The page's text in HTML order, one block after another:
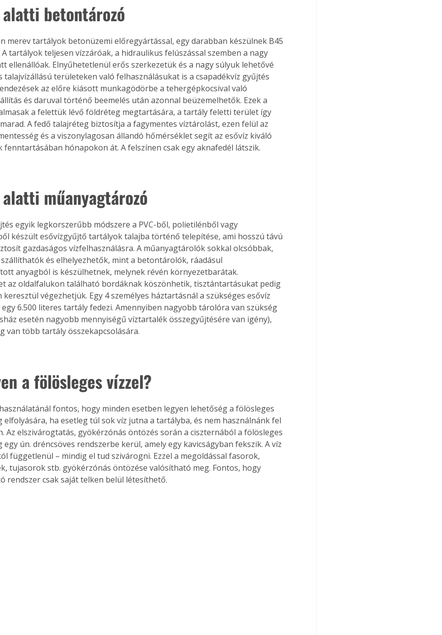
alatti betontározó
merev tartályok betonüzemi előregyártással, egy darabban készülnek B45
tartályok teljesen vízzáróak, a hidraulikus felúszással szemben a nagy
ellenállóak. Elnyűhetetlenül erős szerkezetük és a nagy súlyuk lehetővé
talajvízállású területeken való felhasználásukat is a csapadékvíz gyűjtés
az előre kiásott munkagödörbe a tehergépkocsival való
és daruval történő beemelés után azonnal beüzemelhetők. Ezek a
a felettük lévő földréteg megtartására, a tartály feletti terület így
A fedő talajréteg biztosítja a fagymentes víztárolást, ezen felül az
és a viszonylagosan állandó hőmérséklet segít az esővíz kiváló
fenntartásában hónapokon át. A felszínen csak egy aknafedél látszik.
műanyagtározó
egyik legkorszerűbb módszere a PVC-ből, polietilénből vagy
készült esővízgyűjtő tartályok talajba történő telepítése, ami hosszú távú
gazdaságos vízfelhasználásra. A műanyagtárolók sokkal olcsóbbak,
és elhelyezhetők, mint a betontárolók, ráadásul
anyagból is készülhetnek, melynek révén környezetbarátak.
az oldalfalukon található bordáknak köszönhetik, tisztántartásukat pedig
keresztül végezhetjük. Egy 4 személyes háztartásnál a szükséges esővíz
6.500 literes tartály fedezi. Amennyiben nagyobb tárolóra van szükség
esetén nagyobb mennyiségű víztartalék összegyűjtésére van igény),
van több tartály összekapcsolására.
a fölösleges vízzel?
fontos, hogy minden esetben legyen lehetőség a fölösleges
elfolyására, ha esetleg túl sok víz jutna a tartályba, és nem használnánk fel
Az elszivárogtatás, gyökérzónás öntözés során a ciszternából a fölösleges
egy ún. dréncsöves rendszerbe kerül, amely egy kavicságyban fekszik. A víz
függetlenül – mindig el tud szivárogni. Ezzel a megoldással fasorok,
tujasorok stb. gyökérzónás öntözése valósítható meg. Fontos, hogy
rendszer csak saját telken belül létesíthető.